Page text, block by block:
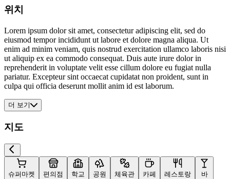
위치
Lorem ipsum dolor sit amet, consectetur adipiscing elit, sed do
eiusmod tempor incididunt ut labore et dolore magna aliqua. Ut
enim ad minim veniam, quis nostrud exercitation ullamco laboris nisi
ut aliquip ex ea commodo consequat. Duis aute irure dolor in
reprehenderit in voluptate velit esse cillum dolore eu fugiat nulla
pariatur. Excepteur sint occaecat cupidatat non proident, sunt in
culpa qui officia deserunt mollit anim id est laborum.
더 보기
지도
슈퍼마켓 편의점 학교 공원 체육관 카페 레스토랑 바